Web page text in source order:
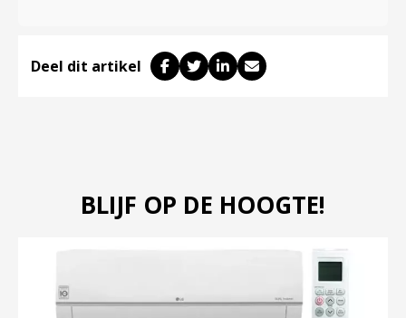
Deel dit artikel
BLIJF OP DE HOOGTE!